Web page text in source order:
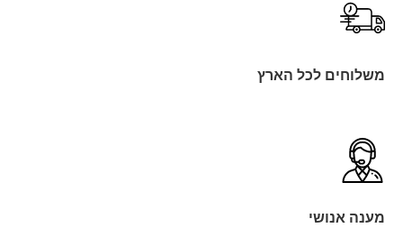
משלוחים לכל הארץ
מענה אנושי